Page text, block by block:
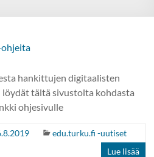
hankittujen digitaalisten
tältä sivustolta kohdasta
ohjesivulle
edu.turku.fi -uutiset
Lue lisää